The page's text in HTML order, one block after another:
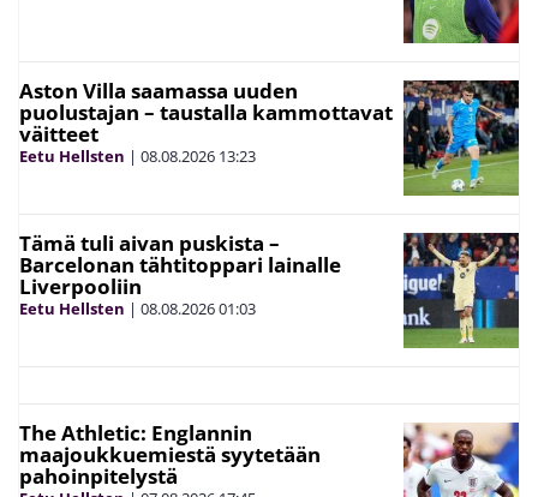
Aston Villa saamassa uuden
puolustajan – taustalla kammottavat
väitteet
Eetu Hellsten | 08.08.2026 13:23
Tämä tuli aivan puskista –
Barcelonan tähtitoppari lainalle
Liverpooliin
Eetu Hellsten | 08.08.202601:03
The Athletic: Englannin
maajoukkuemiestä syytetään
pahoinpitelystä